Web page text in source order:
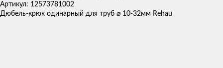
Артикул: 12573781002
Дюбель-крюк одинарный для труб ⌀ 10-32мм Rehau